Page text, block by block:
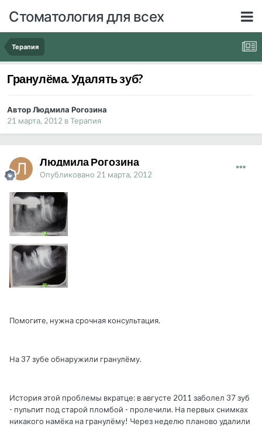
Стоматология для всех
Терапия
Гранулёма. Удалять зуб?
Автор Людмила Рогозина
21 марта, 2012 вТерапия
Людмила Рогозина
Опубликовано 21 марта, 2012
Помогите, нужна срочная консультация.
На 37 зубе обнаружили гранулёму.
История этой проблемы вкратце: в августе 2011 заболел 37 зуб
- пульпит под старой пломбой - пролечили. На первых снимках
никакого намёка на гранулёму! Через неделю планово удалили